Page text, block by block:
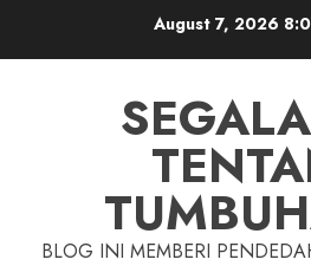
August 7, 2026
BLOG INI MEMBERI